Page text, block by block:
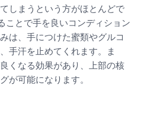
しまうという方がほとんどで
ことで手を良いコンディション
は、手につけた蜜類やグルコ
手汗を止めてくれます。ま
くなる効果があり、上部の核
が可能になります。